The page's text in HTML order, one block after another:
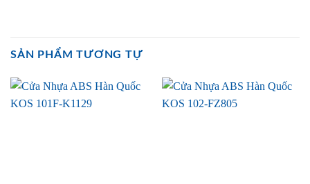
SẢN PHẨM TƯƠNG TỰ